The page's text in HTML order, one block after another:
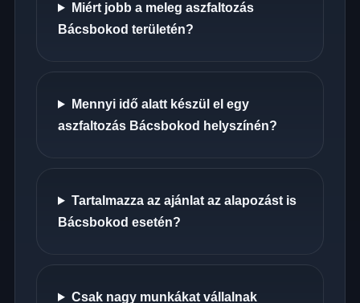
Miért jobb a meleg aszfaltozás
Bácsbokod területén?
Mennyi idő alatt készül el egy
aszfaltozás Bácsbokod helyszínén?
Tartalmazza az ajánlat az alapozást is
Bácsbokod esetén?
Csak nagy munkákat vállalnak